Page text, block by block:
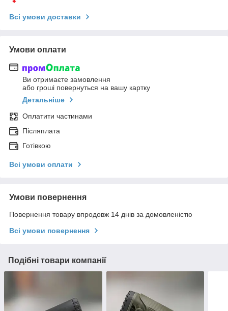
Всі умови доставки
Умови оплати
Ви отримаєте замовлення
або гроші повернуться на вашу картку
Детальніше
Оплатити частинами
Післяплата
Готівкою
Всі умови оплати
Умови повернення
Повернення товару впродовж 14 днів за домовленістю
Всі умови повернення
Подібні товари компанії